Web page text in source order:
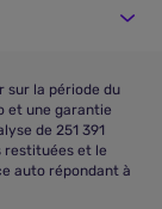
sur la période du
et une garantie
de 251 391
restituées et le
auto répondant à